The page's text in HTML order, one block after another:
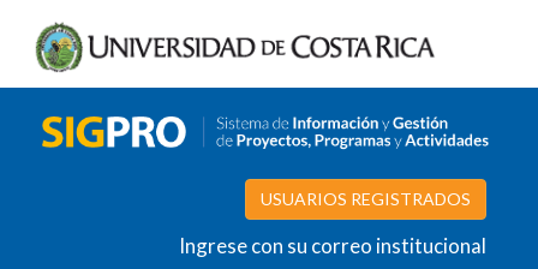
USUARIOS REGISTRADOS
Ingrese con su correo institucional